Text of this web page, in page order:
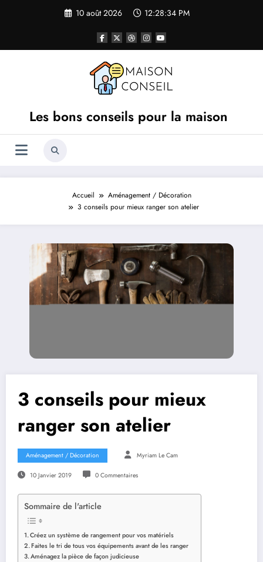
10 août 2026 12:28:35 PM
Les bons conseils pour la maison
Accueil
Aménagement / Décoration
3 conseils pour mieux ranger son atelier
3 conseils pour mieux
ranger son atelier
Aménagement / Décoration Myriam Le Cam
10 Janvier 2019 0 Commentaires
Sommaire de l'article
Créez un système de rangement pour vos matériels
Faites le tri de tous vos équipements avant de les ranger
Aménagez la pièce de façon judicieuse